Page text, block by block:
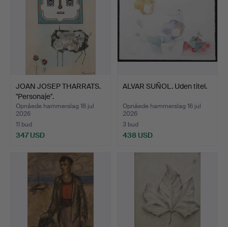
JOAN JOSEP THARRATS.
"Personaje".
Opnåede hammerslag 16 jul
2026
11 bud
347 USD
ALVAR SUÑOL. Uden titel.
Opnåede hammerslag 16 jul
2026
3 bud
438 USD